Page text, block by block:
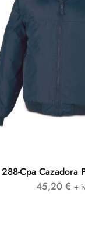
288-Cpa Cazadora
45,20 € +